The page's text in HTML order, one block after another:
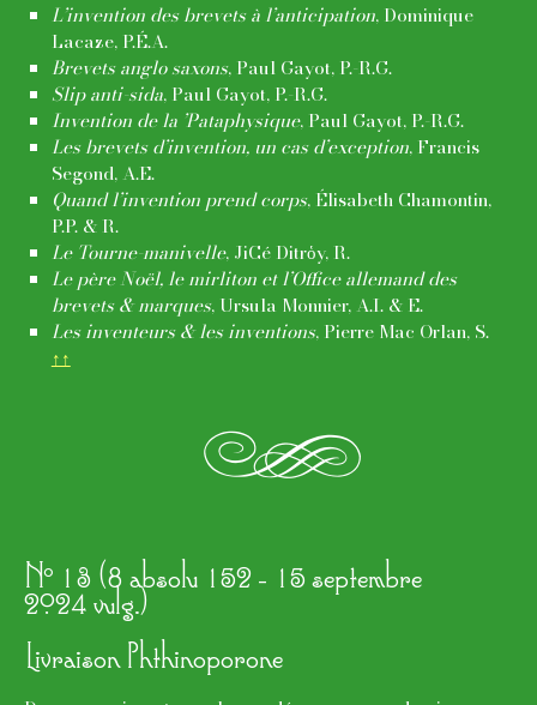
L’invention des brevets à l’anticipation, Dominique
Lacaze, P.É.A.
Brevets anglo saxons, Paul Gayot, P.-R.G.
Slip anti-sida, Paul Gayot, P.-R.G.
Invention de la ’Pataphysique, Paul Gayot, P.-R.G.
Les brevets d’invention, un cas d’exception, Francis
Segond, A.E.
Quand l’invention prend corps, Élisabeth Chamontin,
P.P. & R.
Le Tourne-manivelle, JiCé Ditrὁy, R.
Le père Noël, le mirliton et l’Office allemand des
brevets & marques, Ursula Monnier, A.I. & E.
Les inventeurs & les inventions, Pierre Mac Orlan, S.
↑↑
e
No 13 (8 absolu 152 - 15 septembre
2024 vulg.)
Livraison Phthinoporone